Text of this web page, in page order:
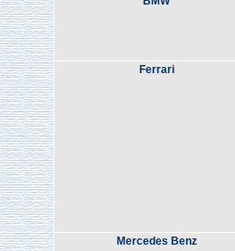
Ferrari
Mercedes Benz